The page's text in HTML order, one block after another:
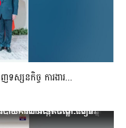
សនកិច្ច ការងារ...